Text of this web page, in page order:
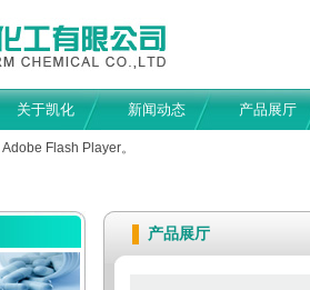
关于凯化 新闻动态 产品展厅
Flash Player。
产品展厅